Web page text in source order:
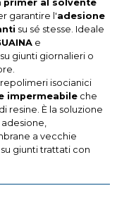
primer al solvente
garantire l'adesione
su sé stesse. Ideale
e
giunti giornalieri o
isocianici
impermeabile che
resine. È la soluzione
a vecchie
giunti trattati con